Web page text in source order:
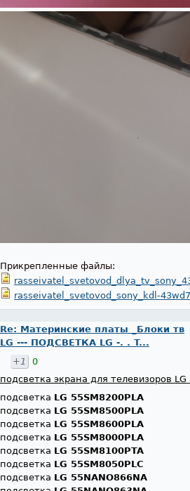
Прикрепленные файлы:
rasseivatel_svetovod_sony_kdl-
Re: Материнские платы _Блоки тв
LG --- ПОДСВЕТКА LG -. . T...
+1
0
подсветка экрана для телевизоров LG
подсветка LG 55SM8200PLA
подсветка LG 55SM8500PLA
подсветка LG 55SM8600PLA
подсветка LG 55SM8000PLA
подсветка LG 55SM8100PTA
подсветка LG 55SM8050PLC
подсветка LG 55NANO866NA